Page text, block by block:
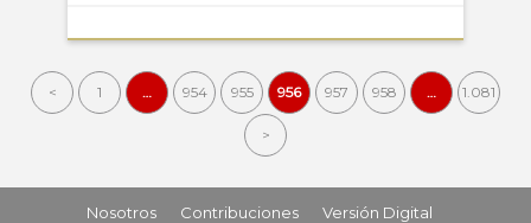
< 1 … 954 955 956 957 958 … 1.081
>
Nosotros Contribuciones
Versión Digital